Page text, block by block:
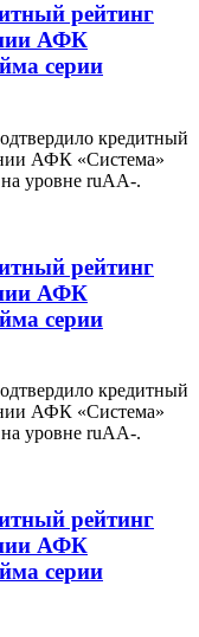
рейтинг
АФК
серии
кредитный
АФК «Система»
уровне ruAА-.
рейтинг
АФК
серии
кредитный
АФК «Система»
уровне ruAА-.
рейтинг
АФК
серии